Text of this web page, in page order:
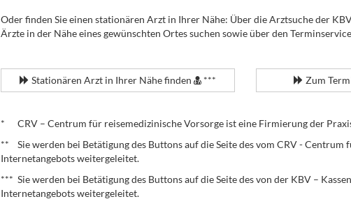
Oder finden Sie einen stationären Arzt in Ihrer Nähe: Über die Arztsuche der
Ärzte in der Nähe eines gewünschten Ortes suchen sowie über den
Stationären Arzt in Ihrer Nähe finden *** Zum
* CRV – Centrum für reisemedizinische Vorsorge ist eine Firmierung der
** Sie werden bei Betätigung des Buttons auf die Seite des vom CRV -
Internetangebots weitergeleitet.
*** Sie werden bei Betätigung des Buttons auf die Seite des von der KBV –
Internetangebots weitergeleitet.